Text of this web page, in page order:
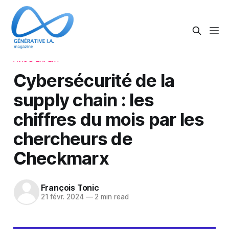
Cybersécurité de la
supply chain : les
chiffres du mois par les
chercheurs de
Checkmarx
François Tonic
21 févr. 2024 —2 min read